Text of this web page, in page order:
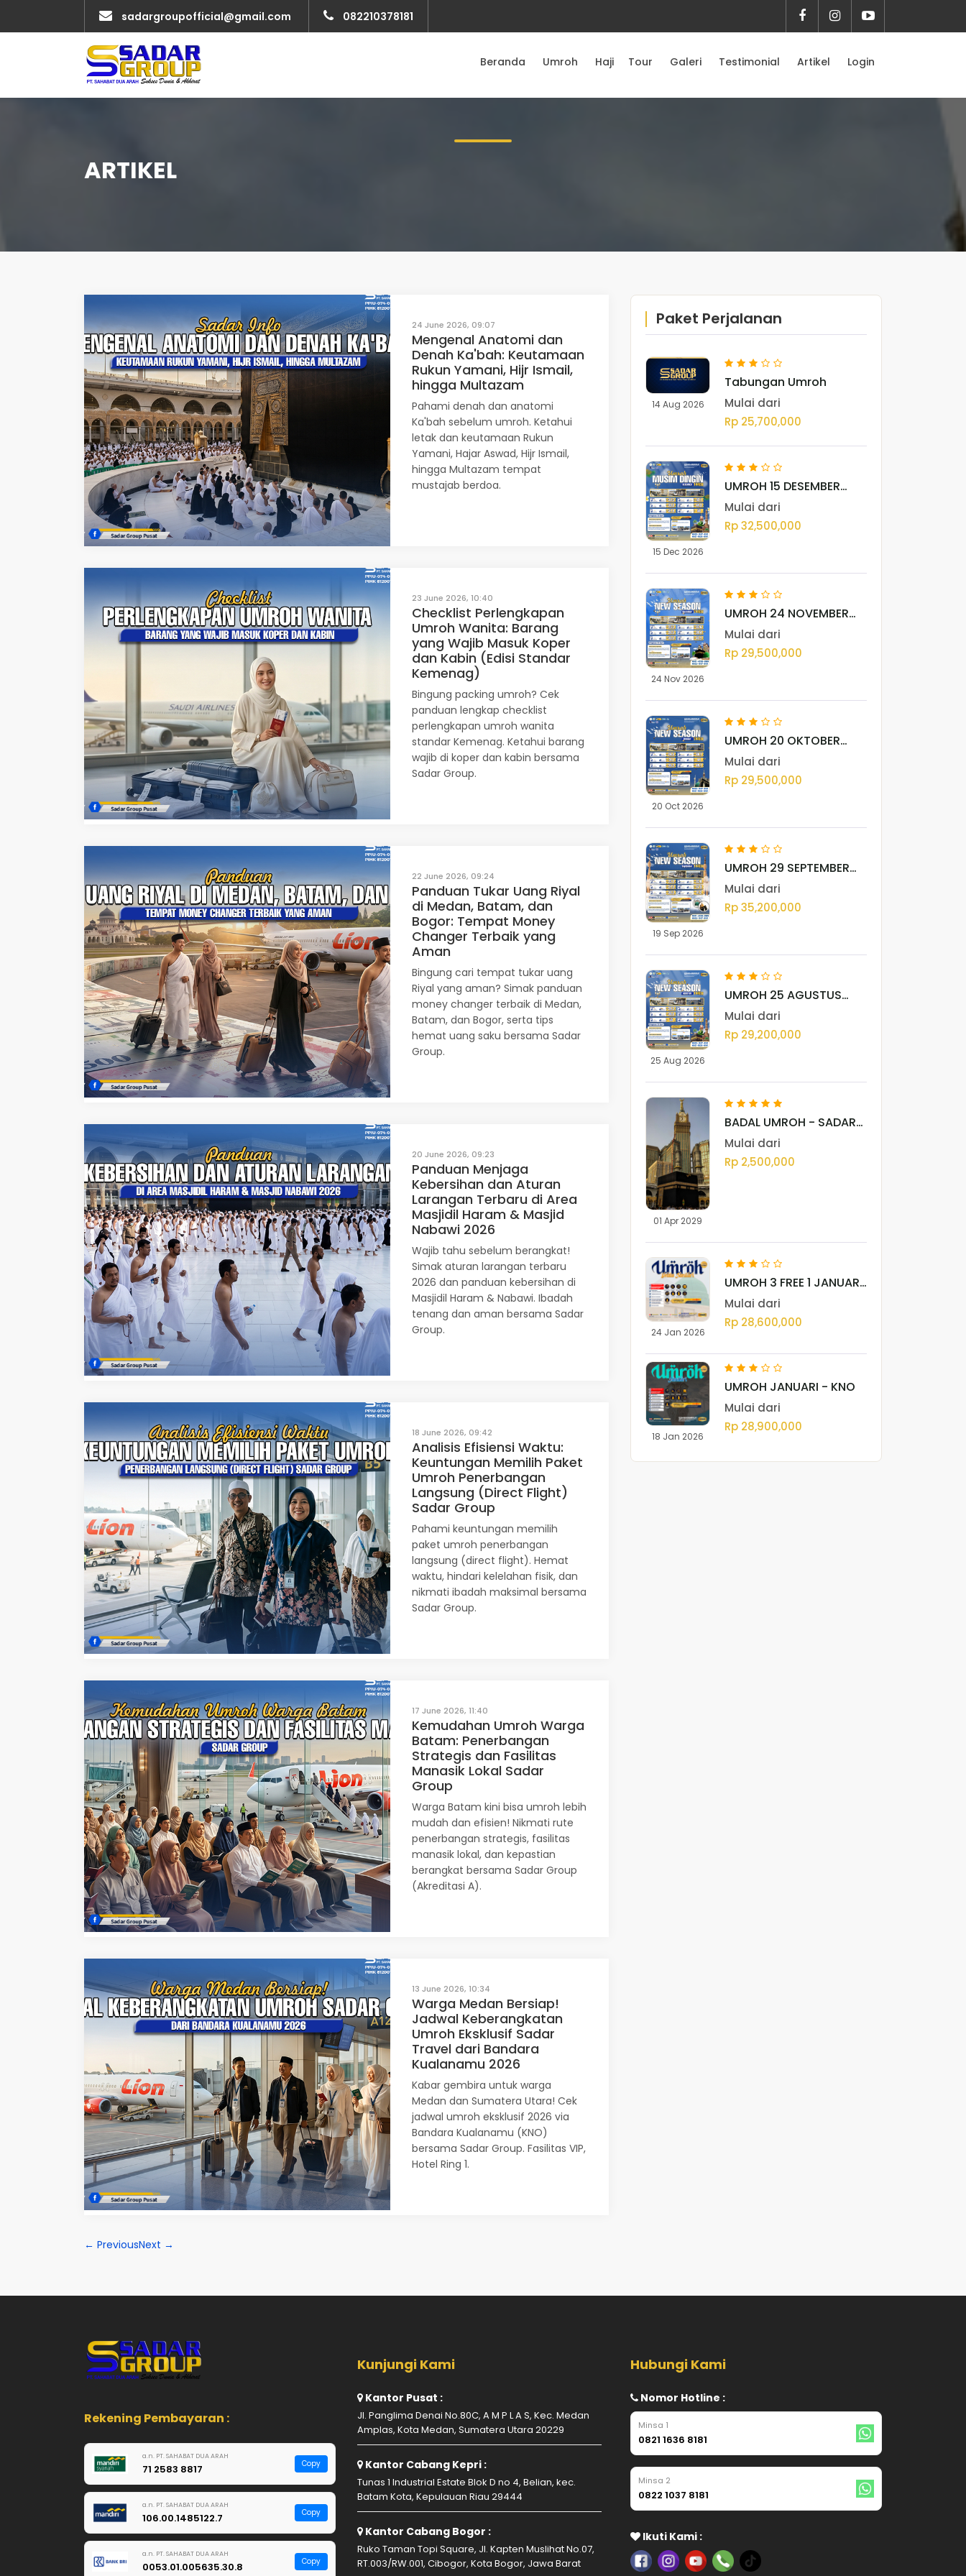
sadargroupofficial@gmail.com 082210378181
Beranda Umroh Haji Tour Galeri Testimonial Artikel Login
ARTIKEL
24 June 2026, 09:07
Mengenal Anatomi dan
Denah Ka'bah: Keutamaan
Rukun Yamani, Hijr Ismail,
hingga Multazam
Pahami denah dan anatomi
Ka'bah sebelum umroh. Ketahui
letak dan keutamaan Rukun
Yamani, Hajar Aswad, Hijr Ismail,
hingga Multazam tempat
mustajab berdoa.
23 June 2026, 10:40
Checklist Perlengkapan
Umroh Wanita: Barang
yang Wajib Masuk Koper
dan Kabin (Edisi Standar
Kemenag)
Bingung packing umroh? Cek
panduan lengkap checklist
perlengkapan umroh wanita
standar Kemenag. Ketahui barang
wajib di koper dan kabin bersama
Sadar Group.
22 June 2026, 09:24
Panduan Tukar Uang Riyal
di Medan, Batam, dan
Bogor: Tempat Money
Changer Terbaik yang
Aman
Bingung cari tempat tukar uang
Riyal yang aman? Simak panduan
money changer terbaik di Medan,
Batam, dan Bogor, serta tips
hemat uang saku bersama Sadar
Group.
20 June 2026, 09:23
Panduan Menjaga
Kebersihan dan Aturan
Larangan Terbaru di Area
Masjidil Haram & Masjid
Nabawi 2026
Wajib tahu sebelum berangkat!
Simak aturan larangan terbaru
2026 dan panduan kebersihan di
Masjidil Haram & Nabawi. Ibadah
tenang dan aman bersama Sadar
Group.
18 June 2026, 09:42
Analisis Efisiensi Waktu:
Keuntungan Memilih Paket
Umroh Penerbangan
Langsung (Direct Flight)
Sadar Group
Pahami keuntungan memilih
paket umroh penerbangan
langsung (direct flight). Hemat
waktu, hindari kelelahan fisik, dan
nikmati ibadah maksimal bersama
Sadar Group.
17 June 2026, 11:40
Kemudahan Umroh Warga
Batam: Penerbangan
Strategis dan Fasilitas
Manasik Lokal Sadar
Group
Warga Batam kini bisa umroh lebih
mudah dan efisien! Nikmati rute
penerbangan strategis, fasilitas
manasik lokal, dan kepastian
berangkat bersama Sadar Group
(Akreditasi A).
13 June 2026, 10:34
Warga Medan Bersiap!
Jadwal Keberangkatan
Umroh Eksklusif Sadar
Travel dari Bandara
Kualanamu 2026
Kabar gembira untuk warga
Medan dan Sumatera Utara! Cek
jadwal umroh eksklusif 2026 via
Bandara Kualanamu (KNO)
bersama Sadar Group. Fasilitas VIP,
Hotel Ring 1.
← PreviousNext →
Paket Perjalanan
14 Aug 2026
Tabungan Umroh
Mulai dari
Rp 25,700,000
15 Dec 2026
UMROH 15 DESEMBER
2026 - MEDAN
Mulai dari
Rp 32,500,000
24 Nov 2026
UMROH 24 NOVEMBER
2026 - MEDAN
Mulai dari
Rp 29,500,000
20 Oct 2026
UMROH 20 OKTOBER
2026 - MEDAN
Mulai dari
Rp 29,500,000
19 Sep 2026
UMROH 29 SEPTEMBER
2026 - MEDAN
Mulai dari
Rp 35,200,000
25 Aug 2026
UMROH 25 AGUSTUS
2026 - MEDAN
Mulai dari
Rp 29,200,000
01 Apr 2029
BADAL UMROH - SADAR
GROUP
Mulai dari
Rp 2,500,000
24 Jan 2026
UMROH 3 FREE 1 JANUARI
- BTH
Mulai dari
Rp 28,600,000
18 Jan 2026
UMROH JANUARI - KNO
Mulai dari
Rp 28,900,000
Rekening Pembayaran :
a.n. PT. SAHABAT DUA ARAH
71 2583 8817 Copy
a.n. PT. SAHABAT DUA ARAH
106.00.1485122.7 Copy
a.n. PT. SAHABAT DUA ARAH
0053.01.005635.30.8 Copy
Kunjungi Kami
Kantor Pusat :
Jl. Panglima Denai No.80C, A M P L A S, Kec. Medan
Amplas, Kota Medan, Sumatera Utara 20229
Kantor Cabang Kepri :
Tunas 1 Industrial Estate Blok D no 4, Belian, kec.
Batam Kota, Kepulauan Riau 29444
Kantor Cabang Bogor :
Ruko Taman Topi Square, Jl. Kapten Muslihat No.07,
RT.003/RW.001, Cibogor, Kota Bogor, Jawa Barat
Hubungi Kami
Nomor Hotline :
Minsa 1
0821 1636 8181
Minsa 2
0822 1037 8181
Ikuti Kami :